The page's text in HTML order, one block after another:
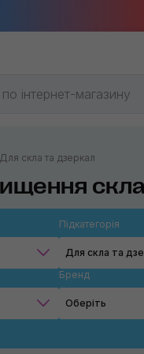
Для скла та дзеркал
скла
Підкатегорія
Для скла та
Бренд
Оберіть